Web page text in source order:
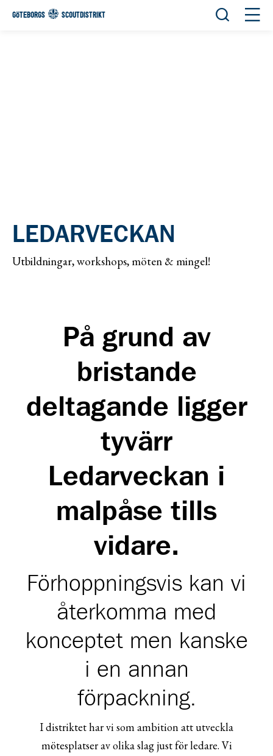
GÖTEBORGS SCOUTDISTRIKT Öppna
LEDARVECKAN
Utbildningar, workshops, möten & mingel!
På grund av
bristande
deltagande ligger
tyvärr
Ledarveckan i
malpåse tills
vidare.
Förhoppningsvis kan vi
återkomma med
konceptet men kanske
i en annan
förpackning.
I distriktet har vi som ambition att utveckla
mötesplatser av olika slag just för ledare. Vi